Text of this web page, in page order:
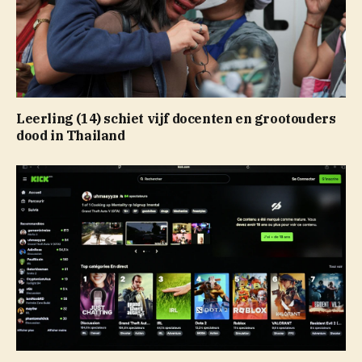
Leerling (14) schiet vijf docenten en grootouders
dood in Thailand